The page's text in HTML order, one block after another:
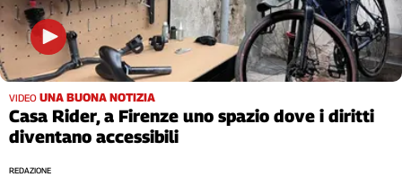
VIDEO UNA BUONA NOTIZIA
Casa Rider, a Firenze uno spazio dove i diritti
diventano accessibili
REDAZIONE